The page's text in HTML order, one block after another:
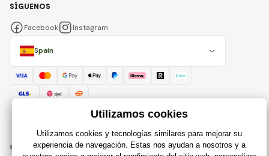
Spain
SÍGUENOS
Facebook Instagram
© 2018 - 2026 Raijuguetes.es, Todos los derechos reservados